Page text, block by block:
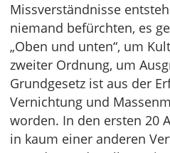
Missverständnisse
niemand befürchten, es
„Oben und unten“, um
zweiter Ordnung, um
Grundgesetz ist aus der
Vernichtung und
worden. In den ersten 20
in kaum einer anderen